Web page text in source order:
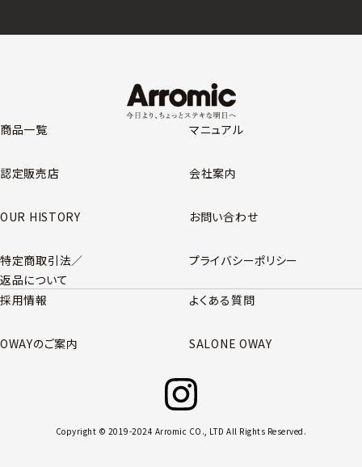
商品一覧 マニュアル
認定販売店 会社案内
OUR HISTORY お問い合わせ
特定商取引法／
返品について
プライバシーポリシー
採用情報 よくある質問
OWAYのご案内 SALONE OWAY
Copyright © 2019-2024 Arromic CO., LTD All Rights Reserved.